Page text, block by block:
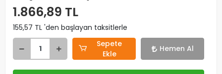
1.866,89 TL
155,57 TL 'den başlayan taksitlerle
Sepete
Ekle
Hemen Al